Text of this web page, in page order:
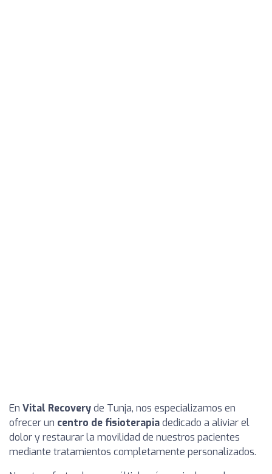
En Vital Recoveryde Tunja, nos especializamos en
ofrecer un centro de fisioterapiadedicado a aliviar el
dolor y restaurar la movilidad de nuestros pacientes
mediante tratamientos completamente personalizados.